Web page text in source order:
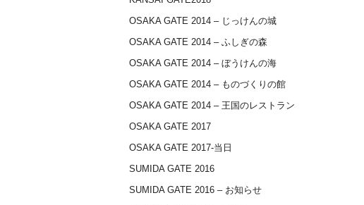
OSAKA GATE 2014 – じっけんの城
OSAKA GATE 2014 – ふしぎの森
OSAKA GATE 2014 – ぼうけんの海
OSAKA GATE 2014 – ものづくりの館
OSAKA GATE 2014 – 王国のレストラン
OSAKA GATE 2017
OSAKA GATE 2017-当日
SUMIDA GATE 2016
SUMIDA GATE 2016 – お知らせ